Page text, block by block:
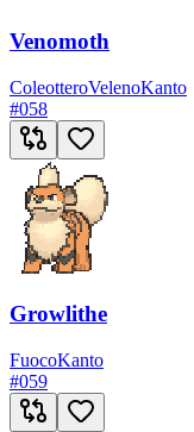
Venomoth
ColeotteroVelenoKanto
#058
Growlithe
FuocoKanto
#059